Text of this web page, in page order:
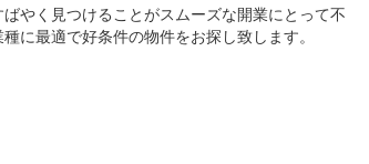
やく見つけることがスムーズな開業にとって不
に最適で好条件の物件をお探し致します。